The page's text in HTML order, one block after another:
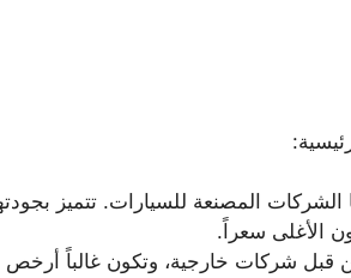
المصنعة للسيارات. تتميز
الأغلى سعراً.
قبل شركات خارجية، وتكون غالباً